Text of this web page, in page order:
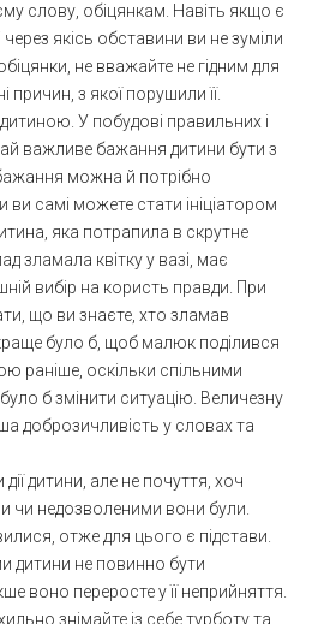
слову, обіцянкам. Навіть якщо є
через якісь обставини ви не зуміли
не вважайте не гідним для
причин, з якої порушили її.
У побудові правильних і
важливе бажання дитини бути з
можна й потрібно
ви самі можете стати ініціатором
яка потрапила в скрутне
зламала квітку у вазі, має
вибір на користь правди. При
що ви знаєте, хто зламав
було б, щоб малюк поділився
раніше, оскільки спільними
б змінити ситуацію. Величезну
доброзичливість у словах та
дитини, але не почуття, хоч
чи недозволеними вони були.
отже для цього є підстави.
дитини не повинно бути
воно переросте у її неприйняття.
знімайте із себе турботу та